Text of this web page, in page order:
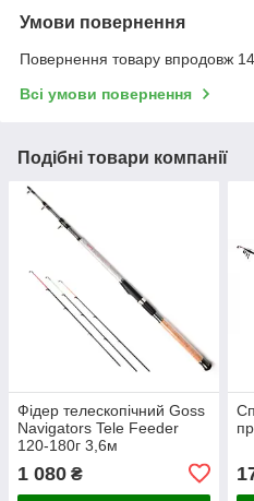
Умови повернення
Повернення товару впродовж
Всі умови повернення
Подібні товари компанії
Фідер телескопічний Goss
Navigators Tele Feeder
120-180г 3,6м
1 080 ₴